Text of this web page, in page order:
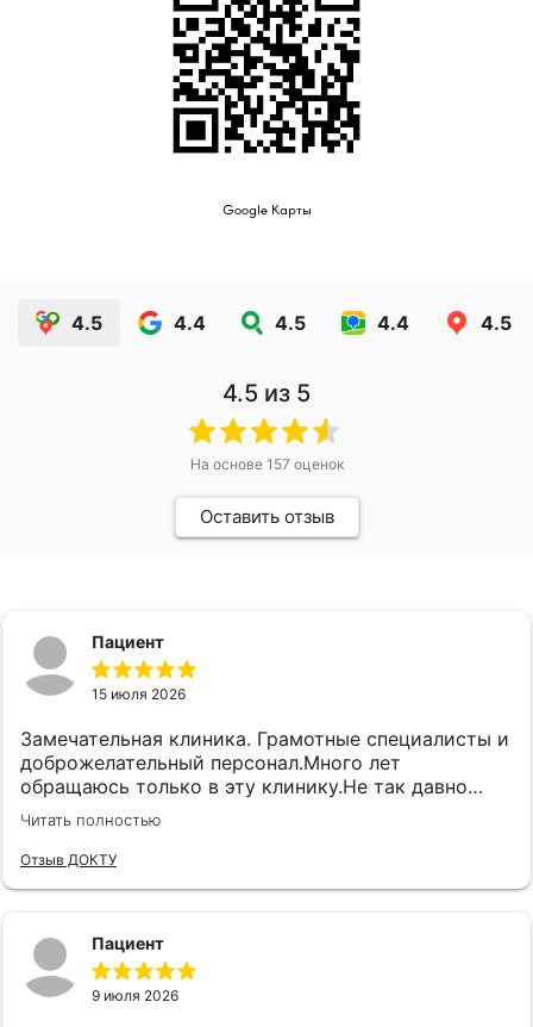
Google Карты
4.5 4.4 4.5 4.4 4.5
4.5 из 5
На основе 157 оценок
Оставить отзыв
Пациент
15 июля 2026
Замечательная клиника. Грамотные специалисты и
доброжелательный персонал.Много лет
обращаюсь только в эту клинику.Не так давно
пришлось придти на удаление. Сколько было
страха и переживаний, но удалили так, что ничего
не заметила. Врач Саженков Евгений Олегович. . А
на 10+. Большое спасибо всему персоналу клиники
Белый Клык
Читать полностью
Отзыв ДОКТУ
Пациент
9 июля 2026